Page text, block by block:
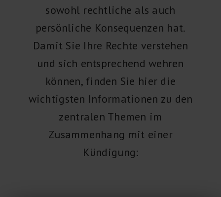
sowohl rechtliche als auch
persönliche Konsequenzen hat.
Damit Sie Ihre Rechte verstehen
und sich entsprechend wehren
können, finden Sie hier die
wichtigsten Informationen zu den
zentralen Themen im
Zusammenhang mit einer
Kündigung: